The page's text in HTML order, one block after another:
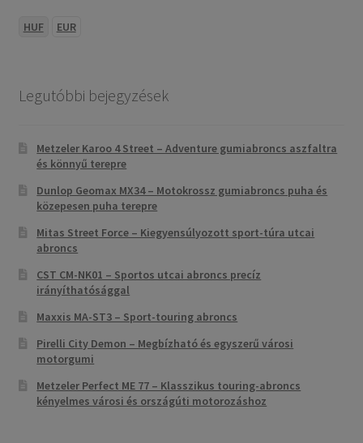
HUF EUR
Legutóbbi bejegyzések
Metzeler Karoo 4 Street – Adventure gumiabroncs aszfaltra
és könnyű terepre
Dunlop Geomax MX34 – Motokrossz gumiabroncs puha és
közepesen puha terepre
Mitas Street Force – Kiegyensúlyozott sport-túra utcai
abroncs
CST CM-NK01 – Sportos utcai abroncs precíz
irányíthatósággal
Maxxis MA-ST3 – Sport-touring abroncs
Pirelli City Demon – Megbízható és egyszerű városi
motorgumi
Metzeler Perfect ME 77 – Klasszikus touring-abroncs
kényelmes városi és országúti motorozáshoz